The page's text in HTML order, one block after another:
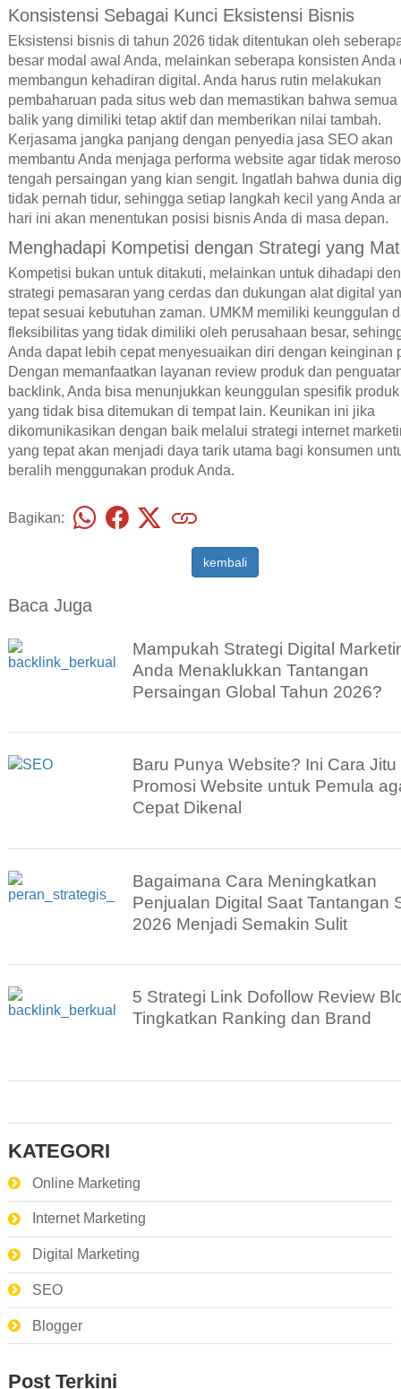
Konsistensi Sebagai Kunci Eksistensi Bisnis
Eksistensi bisnis di tahun 2026 tidak ditentukan oleh
besar modal awal Anda, melainkan seberapa konsisten Anda
membangun kehadiran digital. Anda harus rutin melakukan
pembaharuan pada situs web dan memastikan bahwa semua
balik yang dimiliki tetap aktif dan memberikan nilai tambah.
Kerjasama jangka panjang dengan penyedia jasa SEO akan
membantu Anda menjaga performa website agar tidak
tengah persaingan yang kian sengit. Ingatlah bahwa dunia
tidak pernah tidur, sehingga setiap langkah kecil yang Anda
hari ini akan menentukan posisi bisnis Anda di masa depan.
Menghadapi Kompetisi dengan Strategi yang
Kompetisi bukan untuk ditakuti, melainkan untuk dihadapi
strategi pemasaran yang cerdas dan dukungan alat digital
tepat sesuai kebutuhan zaman. UMKM memiliki keunggulan
fleksibilitas yang tidak dimiliki oleh perusahaan besar,
Anda dapat lebih cepat menyesuaikan diri dengan keinginan
Dengan memanfaatkan layanan review produk dan
backlink, Anda bisa menunjukkan keunggulan spesifik
yang tidak bisa ditemukan di tempat lain. Keunikan ini jika
dikomunikasikan dengan baik melalui strategi internet
yang tepat akan menjadi daya tarik utama bagi konsumen
beralih menggunakan produk Anda.
Bagikan:
kembali
Baca Juga
Mampukah Strategi Digital
Anda Menaklukkan Tantangan
Persaingan Global Tahun 2026?
Baru Punya Website? Ini Cara Jitu
Promosi Website untuk Pemula
Cepat Dikenal
Bagaimana Cara Meningkatkan
Penjualan Digital Saat Tantangan
2026 Menjadi Semakin Sulit
5 Strategi Link Dofollow Review
Tingkatkan Ranking dan Brand
KATEGORI
Online Marketing
Internet Marketing
Digital Marketing
SEO
Blogger
Post Terkini